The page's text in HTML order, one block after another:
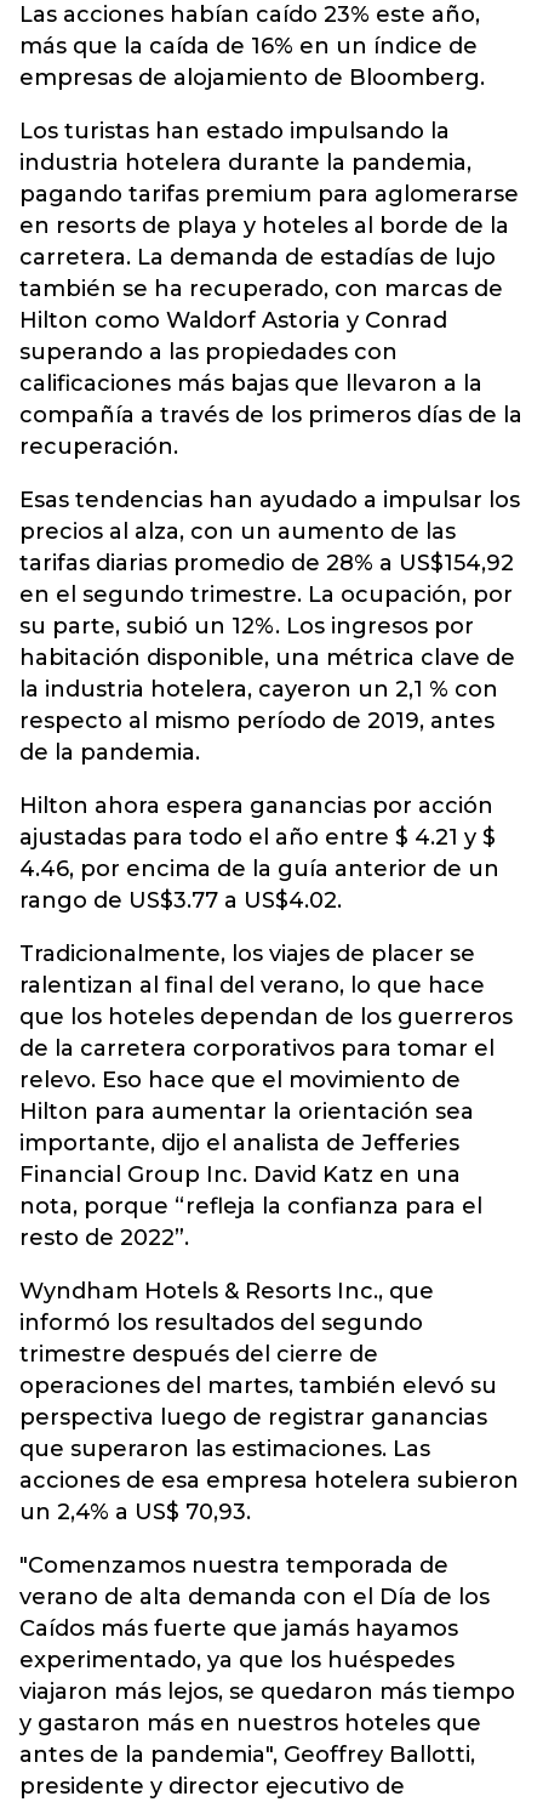
Las acciones habían caído 23% este año,
más que la caída de 16% en un índice de
empresas de alojamiento de Bloomberg.
Los turistas han estado impulsando la
industria hotelera durante la pandemia,
pagando tarifas premium para aglomerarse
en resorts de playa y hoteles al borde de la
carretera. La demanda de estadías de lujo
también se ha recuperado, con marcas de
Hilton como Waldorf Astoria y Conrad
superando a las propiedades con
calificaciones más bajas que llevaron a la
compañía a través de los primeros días de la
recuperación.
Esas tendencias han ayudado a impulsar los
precios al alza, con un aumento de las
tarifas diarias promedio de 28% a US$154,92
en el segundo trimestre. La ocupación, por
su parte, subió un 12%. Los ingresos por
habitación disponible, una métrica clave de
la industria hotelera, cayeron un 2,1 % con
respecto al mismo período de 2019, antes
de la pandemia.
Hilton ahora espera ganancias por acción
ajustadas para todo el año entre $ 4.21 y $
4.46, por encima de la guía anterior de un
rango de US$3.77 a US$4.02.
Tradicionalmente, los viajes de placer se
ralentizan al final del verano, lo que hace
que los hoteles dependan de los guerreros
de la carretera corporativos para tomar el
relevo. Eso hace que el movimiento de
Hilton para aumentar la orientación sea
importante, dijo el analista de Jefferies
Financial Group Inc. David Katz en una
nota, porque “refleja la confianza para el
resto de 2022”.
Wyndham Hotels & Resorts Inc., que
informó los resultados del segundo
trimestre después del cierre de
operaciones del martes, también elevó su
perspectiva luego de registrar ganancias
que superaron las estimaciones. Las
acciones de esa empresa hotelera subieron
un 2,4% a US$ 70,93.
"Comenzamos nuestra temporada de
verano de alta demanda con el Día de los
Caídos más fuerte que jamás hayamos
experimentado, ya que los huéspedes
viajaron más lejos, se quedaron más tiempo
y gastaron más en nuestros hoteles que
antes de la pandemia", Geoffrey Ballotti,
presidente y director ejecutivo de